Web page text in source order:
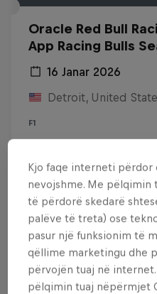
Oracle Red Bull
App Racing Bulls
16 Janar 2026
Detroit, United
F1
Dëshiron më
kjo?
Kjo faqe interneti
nevojshme. Me pëlqimin
të përdorë skedarë
palëve të treta) ose
pasur një funksionim të
qëllime marketingu dhe
përvojën tuaj në
pëlqimin tuaj nëpërmjet